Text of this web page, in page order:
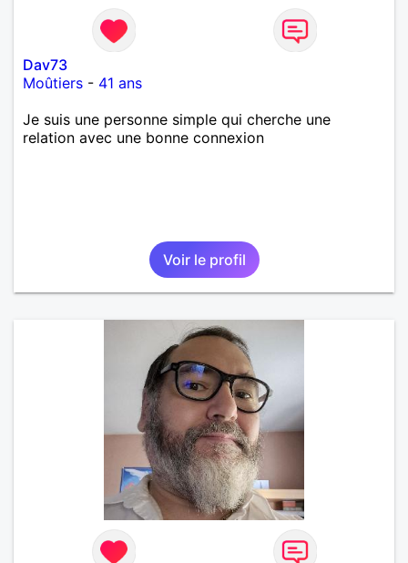
Dav73
Moûtiers - 41 ans
Je suis une personne simple qui cherche une
relation avec une bonne connexion
Voir le profil